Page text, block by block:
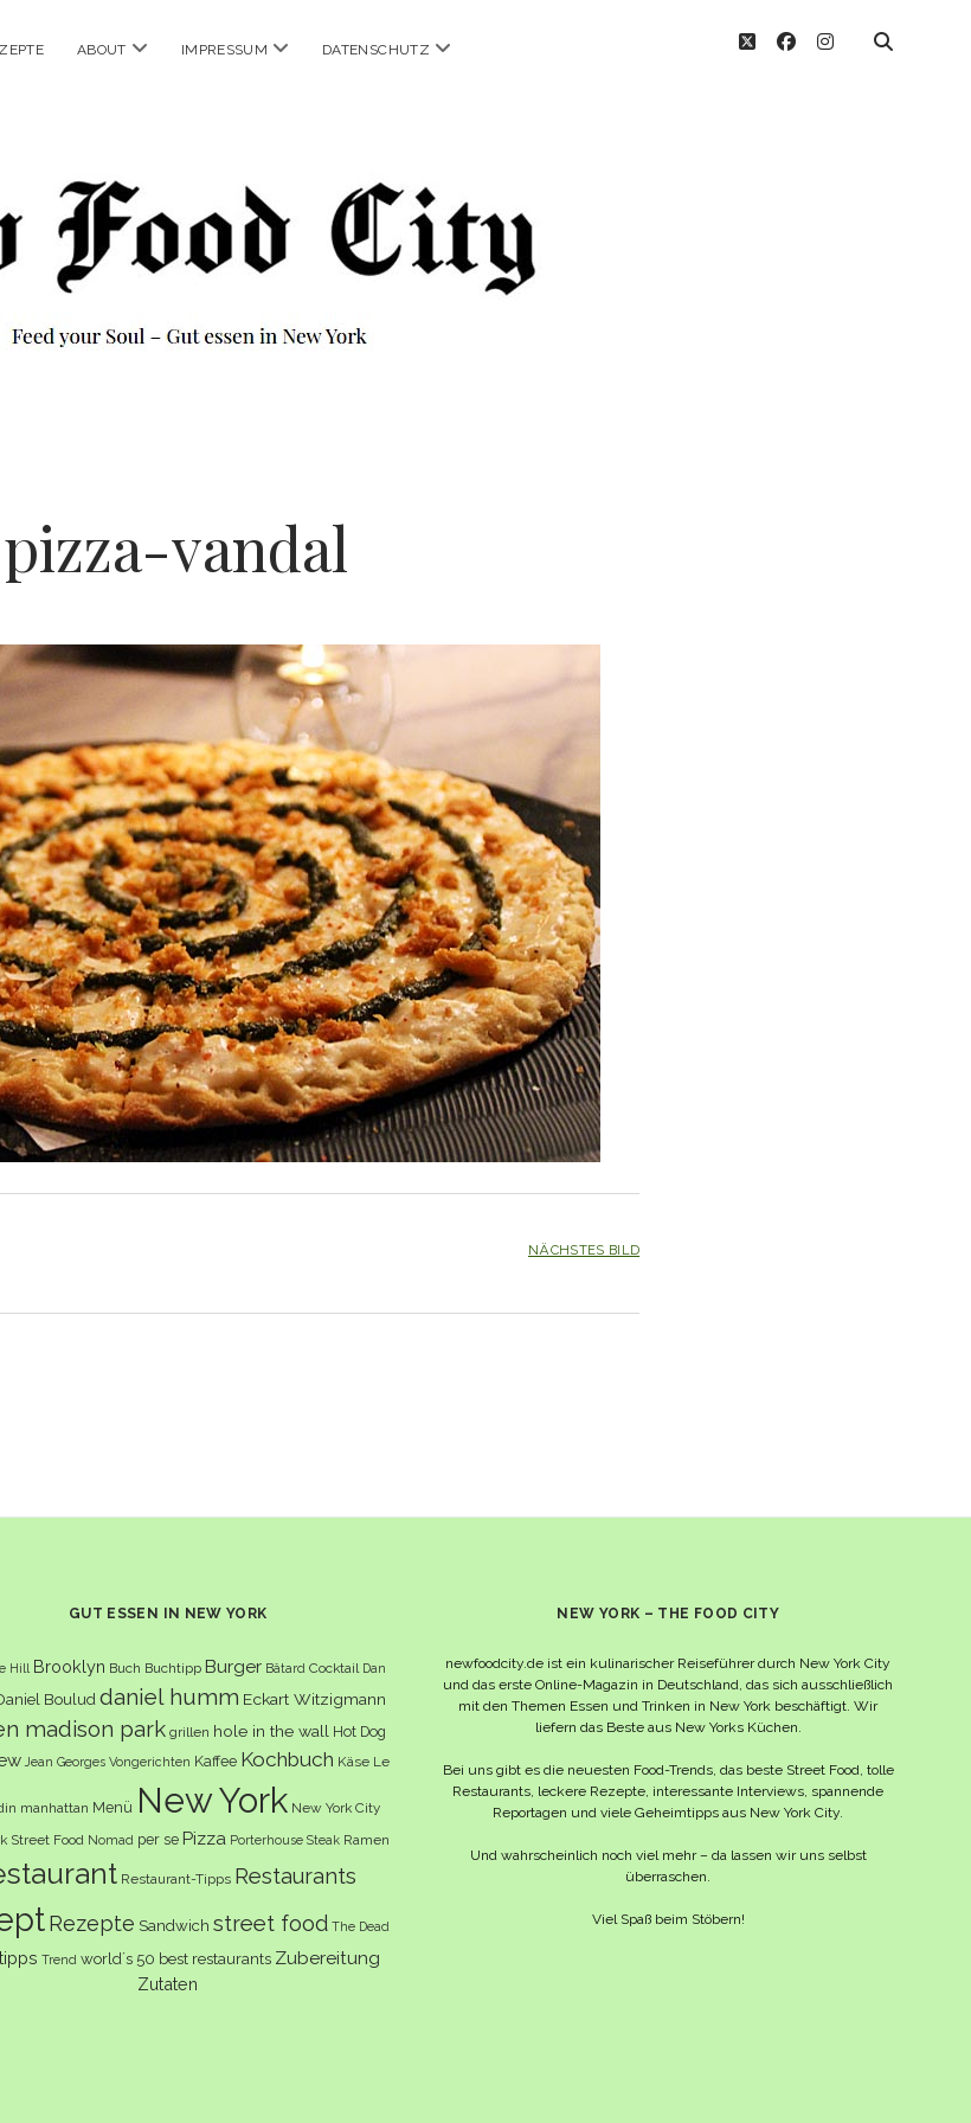
ABOUT Menü
IMPRESSUM Menü
DATENSCHUTZ Menü
twitterfacebook
instagram
pizza-vandal
NÄCHSTES BILD
GUT ESSEN IN NEW YORK
Hill Brooklyn Buch Buchtipp Burger Bâtard Cocktail Dan
Boulud daniel humm Eckart Witzigmann
madison park grillen hole in the wall Hot Dog
Jean Georges Vongerichten Kaffee Kochbuch Käse Le
manhattan Menü New York New York City
Street Food Nomad per se Pizza Porterhouse Steak Ramen
Restaurant-Tipps Restaurants
Rezepte Sandwich street food The Dead
tipps Trend world´s 50 best restaurants Zubereitung
Zutaten
NEW YORK – THE FOOD CITY
newfoodcity.de ist ein kulinarischer Reiseführer durch New York City
und das erste Online-Magazin in Deutschland, das sich ausschließlich
mit den Themen Essen und Trinken in New York beschäftigt. Wir
liefern das Beste aus New Yorks Küchen.
Bei uns gibt es die neuesten Food-Trends, das beste Street Food, tolle
Restaurants, leckere Rezepte, interessante Interviews, spannende
Reportagen und viele Geheimtipps aus New York City.
Und wahrscheinlich noch viel mehr – da lassen wir uns selbst
überraschen.
Viel Spaß beim Stöbern!